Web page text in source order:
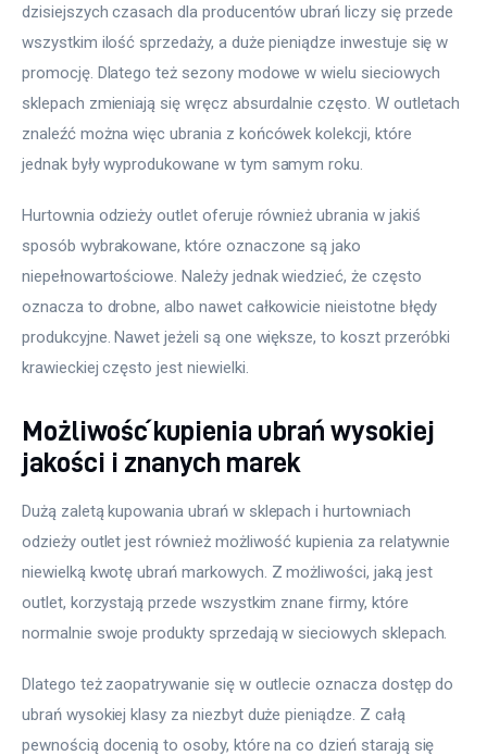
dzisiejszych czasach dla producentów ubrań liczy się przede
wszystkim ilość sprzedaży, a duże pieniądze inwestuje się w
promocję. Dlatego też sezony modowe w wielu sieciowych
sklepach zmieniają się wręcz absurdalnie często. W outletach
znaleźć można więc ubrania z końcówek kolekcji, które
jednak były wyprodukowane w tym samym roku.
Hurtownia odzieży outlet oferuje również ubrania w jakiś
sposób wybrakowane, które oznaczone są jako
niepełnowartościowe. Należy jednak wiedzieć, że często
oznacza to drobne, albo nawet całkowicie nieistotne błędy
produkcyjne. Nawet jeżeli są one większe, to koszt przeróbki
krawieckiej często jest niewielki.
Możliwość kupienia ubrań wysokiej
jakości i znanych marek
Dużą zaletą kupowania ubrań w sklepach i hurtowniach
odzieży outlet jest również możliwość kupienia za relatywnie
niewielką kwotę ubrań markowych. Z możliwości, jaką jest
outlet, korzystają przede wszystkim znane firmy, które
normalnie swoje produkty sprzedają w sieciowych sklepach.
Dlatego też zaopatrywanie się w outlecie oznacza dostęp do
ubrań wysokiej klasy za niezbyt duże pieniądze. Z całą
pewnością docenią to osoby, które na co dzień starają się